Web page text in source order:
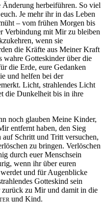
Änderung herbeiführen. So viel
Je mehr ihr in das Leben
– vom frühen Morgen bis
Verbindung mit Mir zu bleiben
wenn sie
die Kräfte aus Meiner Kraft
wahre Gotteskinder über die
die Erde, eure Gedanken
und helfen bei der
Licht, strahlendes Licht
die Dunkelheit bis in ihre
noch glauben Meine Kinder,
entfernt haben, den Sieg
Schritt und Tritt versuchen,
zu bringen. Verlöschen
durch euer Menschsein
wenn ihr über euren
und für Augenblicke
Gotteskind sein
zu Mir und damit in die
und Kind.